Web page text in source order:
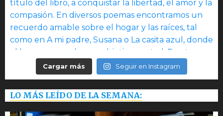
Cargar más Seguir en Instagram
LO MÁS LEÍDO DE LA SEMANA: